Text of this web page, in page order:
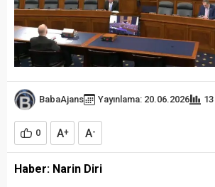
BabaAjans Yayınlama: 20.06.2026 13
0 A+ A-
Haber: Narin Diri